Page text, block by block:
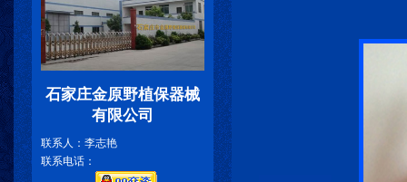
石家庄金原野植保器械
有限公司
联系人：李志艳
联系电话：